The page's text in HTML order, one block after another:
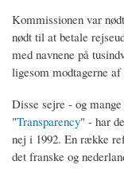
Kommissionen var
nødt til at betale
med navnene på
ligesom modtagerne
Disse sejre - og
"Transparency" - har
nej i 1992. En række
det franske og